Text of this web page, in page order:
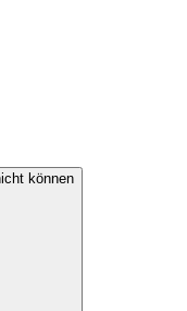
können